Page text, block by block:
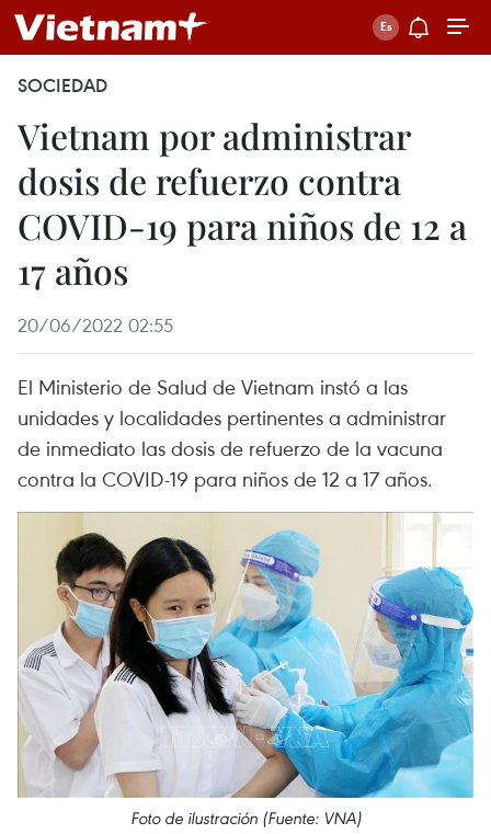
SOCIEDAD
Vietnam por administrar
dosis de refuerzo contra
COVID-19 para niños de 12 a
17 años
20/06/2022 02:55
El Ministerio de Salud de Vietnam instó a las
unidades y localidades pertinentes a administrar
de inmediato las dosis de refuerzo de la vacuna
contra la COVID-19 para niños de 12 a 17 años.
Foto de ilustración (Fuente: VNA)